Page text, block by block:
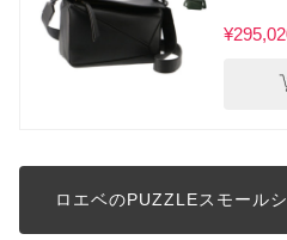
ロエベのPUZZLEスモール